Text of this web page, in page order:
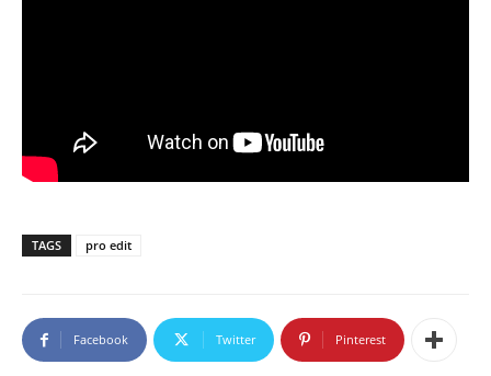
TAGS pro edit
Facebook Twitter Pinterest